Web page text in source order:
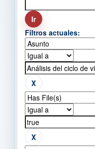
Filtros actuales: